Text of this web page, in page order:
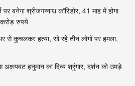
बनेगा श्रीजगन्नाथ कॉरिडोर, 41 माह में होगा
रुपये
से कुचलकर हत्या, सो रहे तीन लोगों पर हमला,
हनुमान का दिव्य श्रृंगार, दर्शन को उमड़े